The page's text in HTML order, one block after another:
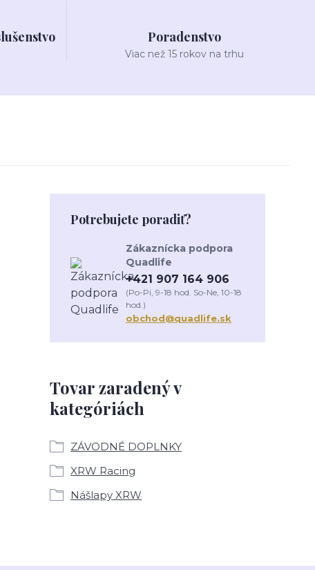
Poradenstvo
Viac než 15 rokov na trhu
Tovar zaradený v
kategóriách
ZÁVODNÉ DOPLNKY
XRW Racing
Nášlapy XRW
Potrebujete poradiť?
Zákaznícka podpora
Quadlife
+421 907 164 906
(Po-Pi, 9-18 hod. So-Ne, 10-18
hod.)
obchod@quadlife.sk